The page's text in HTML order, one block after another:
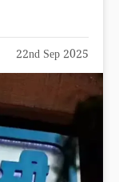
22nd Sep 2025